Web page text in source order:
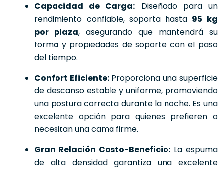
Capacidad de Carga: Diseñado para un
rendimiento confiable, soporta hasta 95 kg
por plaza, asegurando que mantendrá su
forma y propiedades de soporte con el paso
del tiempo.
Confort Eficiente: Proporciona una superficie
de descanso estable y uniforme, promoviendo
una postura correcta durante la noche. Es una
excelente opción para quienes prefieren o
necesitan una cama firme.
Gran Relación Costo-Beneficio: La espuma
de alta densidad garantiza una excelente